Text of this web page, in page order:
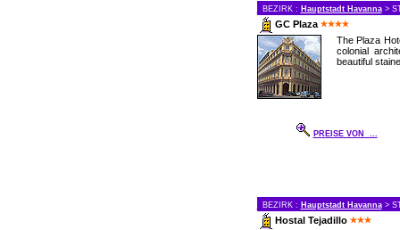
BEZIRK : Hauptstadt Havanna>
GC Plaza
The Plaza
colonial
beautiful
PREISE VON ...
BEZIRK : Hauptstadt Havanna>
Hostal Tejadillo